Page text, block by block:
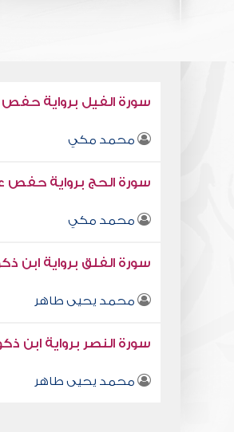
سورة الفيل برواية
محمد مكي
سورة الحج برواية
محمد مكي
سورة الفلق برواية ابن
محمد يحيى طاهر
سورة النصر برواية ابن
محمد يحيى طاهر